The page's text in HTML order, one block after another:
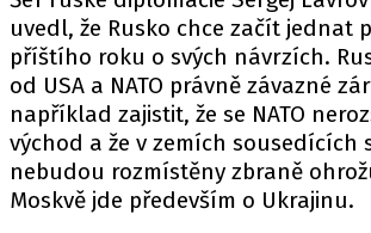
uvedl, že Rusko chce začít jednat
příštího roku o svých návrzích.
od USA a NATO právně závazné
například zajistit, že se NATO
východ a že v zemích sousedících
nebudou rozmístěny zbraně
Moskvě jde především o Ukrajinu.